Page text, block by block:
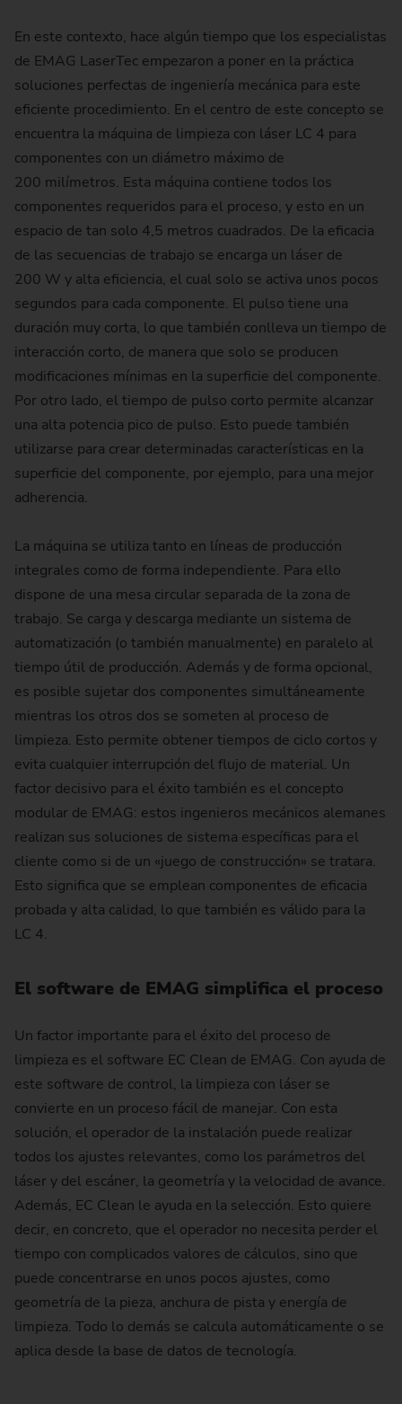
En este contexto, hace algún tiempo que los especialistas
de EMAG LaserTec empezaron a poner en la práctica
soluciones perfectas de ingeniería mecánica para este
eficiente procedimiento. En el centro de este concepto se
encuentra la máquina de limpieza con láser LC 4 para
componentes con un diámetro máximo de
200 milímetros. Esta máquina contiene todos los
componentes requeridos para el proceso, y esto en un
espacio de tan solo 4,5 metros cuadrados. De la eficacia
de las secuencias de trabajo se encarga un láser de
200 W y alta eficiencia, el cual solo se activa unos pocos
segundos para cada componente. El pulso tiene una
duración muy corta, lo que también conlleva un tiempo de
interacción corto, de manera que solo se producen
modificaciones mínimas en la superficie del componente.
Por otro lado, el tiempo de pulso corto permite alcanzar
una alta potencia pico de pulso. Esto puede también
utilizarse para crear determinadas características en la
superficie del componente, por ejemplo, para una mejor
adherencia.
La máquina se utiliza tanto en líneas de producción
integrales como de forma independiente. Para ello
dispone de una mesa circular separada de la zona de
trabajo. Se carga y descarga mediante un sistema de
automatización (o también manualmente) en paralelo al
tiempo útil de producción. Además y de forma opcional,
es posible sujetar dos componentes simultáneamente
mientras los otros dos se someten al proceso de
limpieza. Esto permite obtener tiempos de ciclo cortos y
evita cualquier interrupción del flujo de material. Un
factor decisivo para el éxito también es el concepto
modular de EMAG: estos ingenieros mecánicos alemanes
realizan sus soluciones de sistema específicas para el
cliente como si de un «juego de construcción» se tratara.
Esto significa que se emplean componentes de eficacia
probada y alta calidad, lo que también es válido para la
LC 4.
El software de EMAG simplifica el proceso
Un factor importante para el éxito del proceso de
limpieza es el software EC Clean de EMAG. Con ayuda de
este software de control, la limpieza con láser se
convierte en un proceso fácil de manejar. Con esta
solución, el operador de la instalación puede realizar
todos los ajustes relevantes, como los parámetros del
láser y del escáner, la geometría y la velocidad de avance.
Además, EC Clean le ayuda en la selección. Esto quiere
decir, en concreto, que el operador no necesita perder el
tiempo con complicados valores de cálculos, sino que
puede concentrarse en unos pocos ajustes, como
geometría de la pieza, anchura de pista y energía de
limpieza. Todo lo demás se calcula automáticamente o se
aplica desde la base de datos de tecnología.